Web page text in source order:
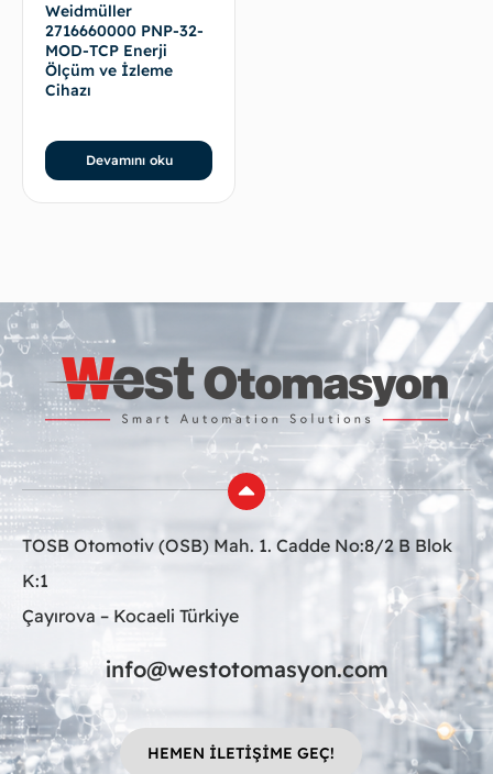
Weidmüller
2716660000 PNP-32-
MOD-TCP Enerji
Ölçüm ve İzleme
Cihazı
Devamını oku
TOSB Otomotiv (OSB) Mah. 1. Cadde No:8/2 B Blok
K:1
Çayırova – Kocaeli Türkiye
info@westotomasyon.com
HEMEN İLETİŞİME GEÇ!